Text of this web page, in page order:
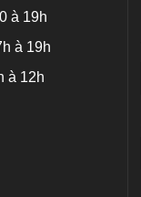
à 19h
à 19h
à 12h